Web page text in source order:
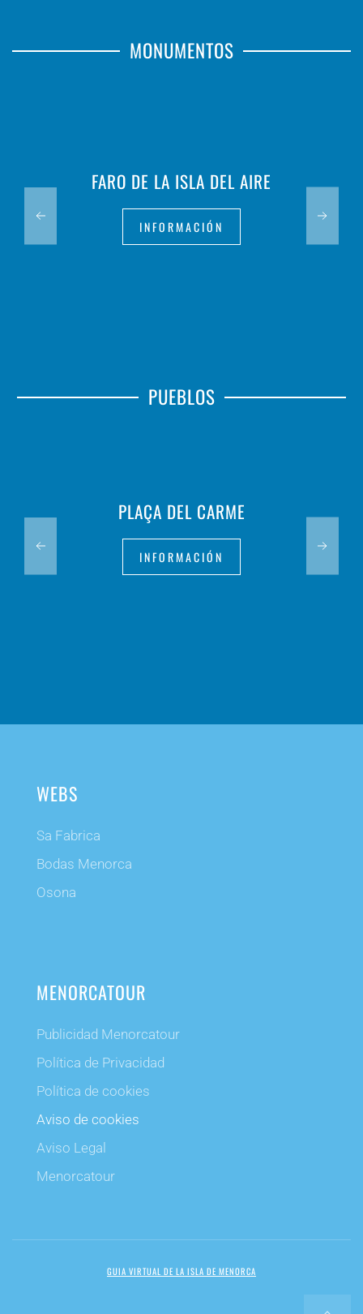
MONUMENTOS
FARO DE LA ISLA DEL AIRE
INFORMACIÓN
PUEBLOS
PLAÇA DEL CARME
INFORMACIÓN
WEBS
Sa Fabrica
Bodas Menorca
Osona
MENORCATOUR
Publicidad Menorcatour
Política de Privacidad
Política de cookies
Aviso de cookies
Aviso Legal
Menorcatour
GUIA VIRTUAL DE LA ISLA DE MENORCA